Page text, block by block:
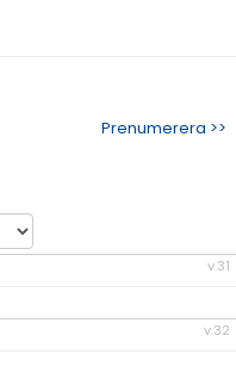
Prenumerera >>
v.31
v.32